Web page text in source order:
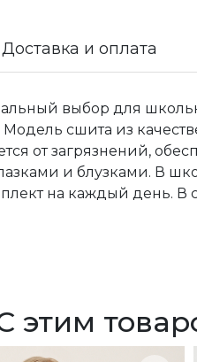
Доставка и оплата
выбор для
Модель сшита из
от загрязнений,
и блузками. В
на каждый день. В
этим